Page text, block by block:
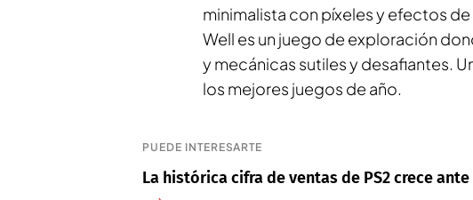
minimalista con píxeles y efectos
Well es un juego de exploración
y mecánicas sutiles y desafiantes.
los mejores juegos de año.
PUEDE INTERESARTE
La histórica cifra de ventas de PS2 crece